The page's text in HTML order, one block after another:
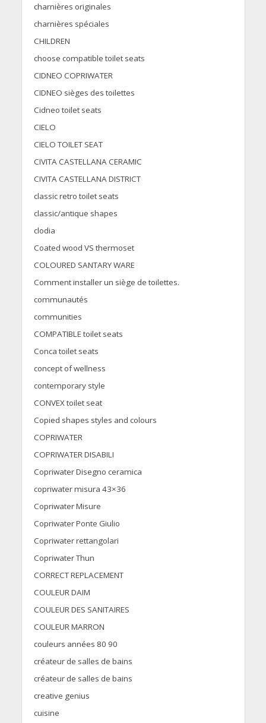
charnières originales
charnières spéciales
CHILDREN
choose compatible toilet seats
CIDNEO COPRIWATER
CIDNEO sièges des toilettes
Cidneo toilet seats
CIELO
CIELO TOILET SEAT
CIVITA CASTELLANA CERAMIC
CIVITA CASTELLANA DISTRICT
classic retro toilet seats
classic/antique shapes
clodia
Coated wood VS thermoset
COLOURED SANTARY WARE
Comment installer un siège de toilettes.
communautés
communities
COMPATIBLE toilet seats
Conca toilet seats
concept of wellness
contemporary style
CONVEX toilet seat
Copied shapes styles and colours
COPRIWATER
COPRIWATER DISABILI
Copriwater Disegno ceramica
copriwater misura 43×36
Copriwater Misure
Copriwater Ponte Giulio
Copriwater rettangolari
Copriwater Thun
CORRECT REPLACEMENT
COULEUR DAIM
COULEUR DES SANITAIRES
COULEUR MARRON
couleurs années 80 90
créateur de salles de bains
créateur de salles de bains
creative genius
cuisine